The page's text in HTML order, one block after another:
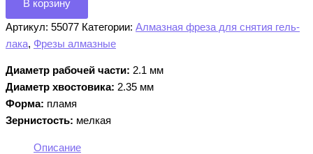
В корзину
Артикул: 55077 Категории: Алмазная фреза для снятия гель-
лака, Фрезы алмазные
Диаметр рабочей части: 2.1 мм
Диаметр хвостовика: 2.35 мм
Форма: пламя
Зернистость: мелкая
Описание